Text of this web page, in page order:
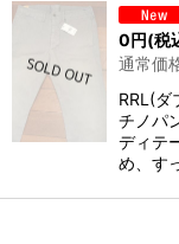
0円(税
通常価
RRL(ダ
チノパ
ディテ
め、す